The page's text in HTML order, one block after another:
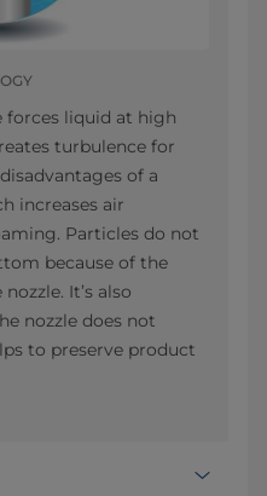
forces liquid at high
turbulence for
of a
increases air
Particles do not
because of the
It’s also
nozzle does not
to preserve product